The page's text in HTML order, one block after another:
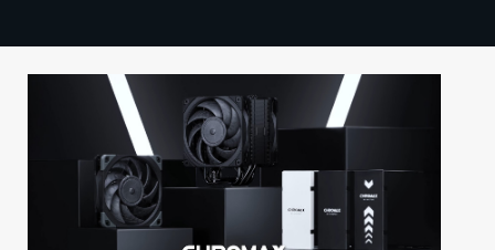
TECHBBS
VAIHDA TEEMA